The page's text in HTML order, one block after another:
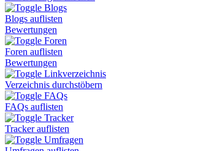
Blogs
Blogs auflisten
Bewertungen
Foren
Foren auflisten
Bewertungen
Linkverzeichnis
Verzeichnis durchstöbern
FAQs
FAQs auflisten
Tracker
Tracker auflisten
Umfragen